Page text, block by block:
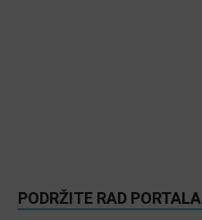
PODRŽITE RAD PORTALA